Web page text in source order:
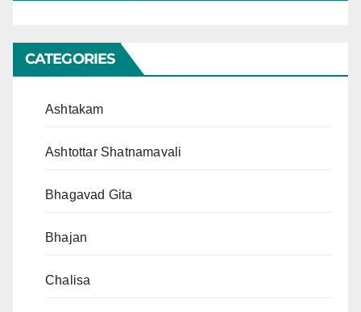
CATEGORIES
Ashtakam
Ashtottar Shatnamavali
Bhagavad Gita
Bhajan
Chalisa